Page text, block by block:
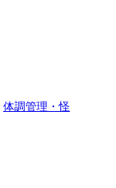
体調管理・怪